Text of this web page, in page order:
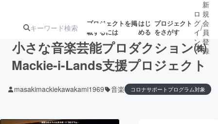
プロジェクトを掲
載するには
はじ
める
プロジェクト
をさがす
ジェクト
ターン
ジェクト
募集終了が近いプ
ロジェクト
もうすぐ公開
されます
ロ
グ
イ
ン
/
新
規
会
員
登
録
小さな音楽芸能プロダクション㈱
Mackie-i-Lands支援プロジェクト
masakimackiekawakami1969 音楽 コロナサポートプログラム対象